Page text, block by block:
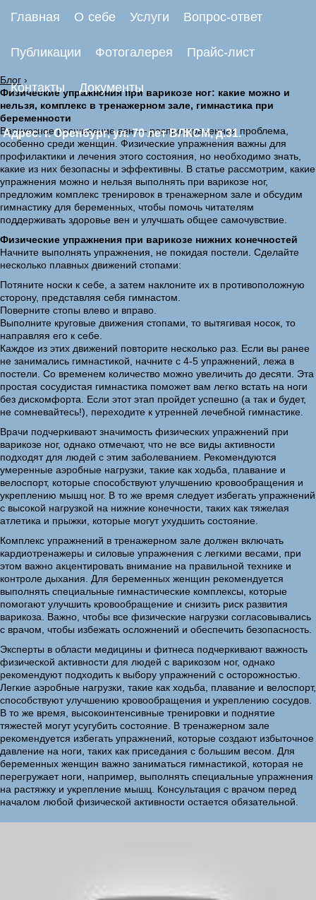
Главная О себе Услуги Вопрос-ответ
Публикации Фотогалерея Прайс-лист
Контакты Документы
Адрес: г. Оренбург, ул. 70 лет ВЛКСМ, д.31.
Блог ›
Физические упражнения при варикозе ног: какие можно и
нельзя, комплекс в тренажерном зале, гимнастика при
беременности
Варикозное расширение вен — распространенная проблема,
особенно среди женщин. Физические упражнения важны для
профилактики и лечения этого состояния, но необходимо знать,
какие из них безопасны и эффективны. В статье рассмотрим, какие
упражнения можно и нельзя выполнять при варикозе ног,
предложим комплекс тренировок в тренажерном зале и обсудим
гимнастику для беременных, чтобы помочь читателям
поддерживать здоровье вен и улучшать общее самочувствие.
Физические упражнения при варикозе нижних конечностей
Начните выполнять упражнения, не покидая постели. Сделайте
несколько плавных движений стопами:
Потяните носки к себе, а затем наклоните их в противоположную
сторону, представляя себя гимнастом.
Поверните стопы влево и вправо.
Выполните круговые движения стопами, то вытягивая носок, то
направляя его к себе.
Каждое из этих движений повторите несколько раз. Если вы ранее
не занимались гимнастикой, начните с 4-5 упражнений, лежа в
постели. Со временем количество можно увеличить до десяти. Эта
простая сосудистая гимнастика поможет вам легко встать на ноги
без дискомфорта. Если этот этап пройдет успешно (а так и будет,
не сомневайтесь!), переходите к утренней лечебной гимнастике.
Врачи подчеркивают значимость физических упражнений при
варикозе ног, однако отмечают, что не все виды активности
подходят для людей с этим заболеванием. Рекомендуются
умеренные аэробные нагрузки, такие как ходьба, плавание и
велоспорт, которые способствуют улучшению кровообращения и
укреплению мышц ног. В то же время следует избегать упражнений
с высокой нагрузкой на нижние конечности, таких как тяжелая
атлетика и прыжки, которые могут ухудшить состояние.
Комплекс упражнений в тренажерном зале должен включать
кардиотренажеры и силовые упражнения с легкими весами, при
этом важно акцентировать внимание на правильной технике и
контроле дыхания. Для беременных женщин рекомендуется
выполнять специальные гимнастические комплексы, которые
помогают улучшить кровообращение и снизить риск развития
варикоза. Важно, чтобы все физические нагрузки согласовывались
с врачом, чтобы избежать осложнений и обеспечить безопасность.
Эксперты в области медицины и фитнеса подчеркивают важность
физической активности для людей с варикозом ног, однако
рекомендуют подходить к выбору упражнений с осторожностью.
Легкие аэробные нагрузки, такие как ходьба, плавание и велоспорт,
способствуют улучшению кровообращения и укреплению сосудов.
В то же время, высокоинтенсивные тренировки и поднятие
тяжестей могут усугубить состояние. В тренажерном зале
рекомендуется избегать упражнений, которые создают избыточное
давление на ноги, таких как приседания с большим весом. Для
беременных женщин важно заниматься гимнастикой, которая не
перегружает ноги, например, выполнять специальные упражнения
на растяжку и укрепление мышц. Консультация с врачом перед
началом любой физической активности остается обязательной.